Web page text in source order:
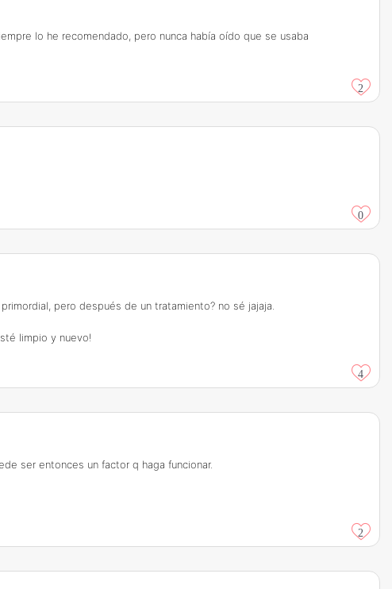
lo he recomendado, pero nunca había oído que se usaba
2
0
pero después de un tratamiento? no sé jajaja.
limpio y nuevo!
4
ser entonces un factor q haga funcionar.
2